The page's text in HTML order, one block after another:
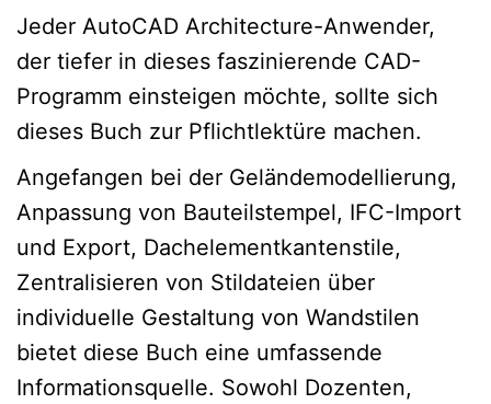
Jeder AutoCAD Architecture-Anwender,
der tiefer in dieses faszinierende CAD-
Programm einsteigen möchte, sollte sich
dieses Buch zur Pflichtlektüre machen.
Angefangen bei der Geländemodellierung,
Anpassung von Bauteilstempel, IFC-Import
und Export, Dachelementkantenstile,
Zentralisieren von Stildateien über
individuelle Gestaltung von Wandstilen
bietet diese Buch eine umfassende
Informationsquelle. Sowohl Dozenten,